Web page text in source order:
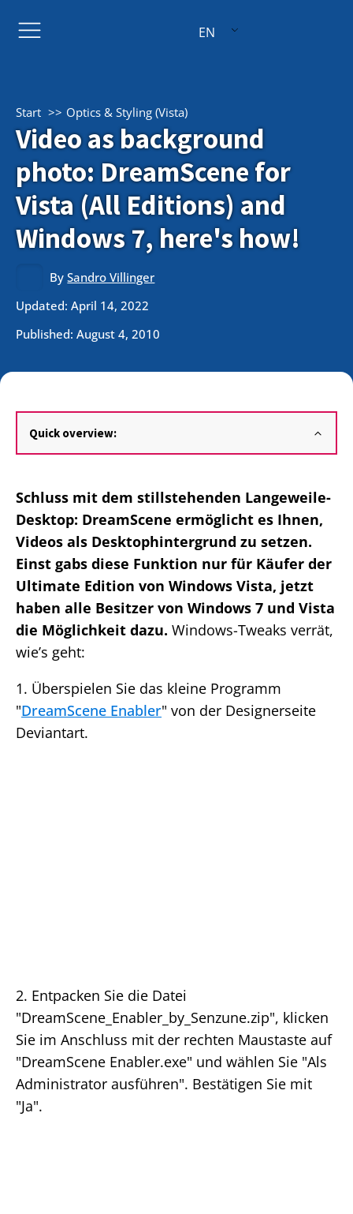
EN
Start Optics & Styling (Vista)
Video as background
photo: DreamScene for
Vista (All Editions) and
Windows 7, here's how!
BySandro Villinger
Updated: April 14, 2022
Published: August 4, 2010
Quick overview:
Schluss mit dem stillstehenden Langeweile-
Desktop: DreamScene ermöglicht es Ihnen,
Videos als Desktophintergrund zu setzen.
Einst gabs diese Funktion nur für Käufer der
Ultimate Edition von Windows Vista, jetzt
haben alle Besitzer von Windows 7 und Vista
die Möglichkeit dazu. Windows-Tweaks verrät,
wie’s geht:
1. Überspielen Sie das kleine Programm
"DreamScene Enabler" von der Designerseite
Deviantart.
2. Entpacken Sie die Datei
"DreamScene_Enabler_by_Senzune.zip", klicken
Sie im Anschluss mit der rechten Maustaste auf
"DreamScene Enabler.exe" und wählen Sie "Als
Administrator ausführen". Bestätigen Sie mit
"Ja".